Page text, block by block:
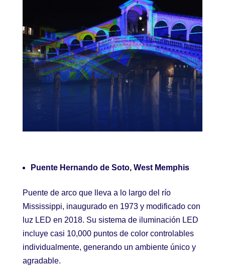
Puente Hernando de Soto, West Memphis
Puente de arco que lleva a lo largo del río
Mississippi, inaugurado en 1973 y modificado con
luz LED en 2018. Su sistema de iluminación LED
incluye casi 10,000 puntos de color controlables
individualmente, generando un ambiente único y
agradable.